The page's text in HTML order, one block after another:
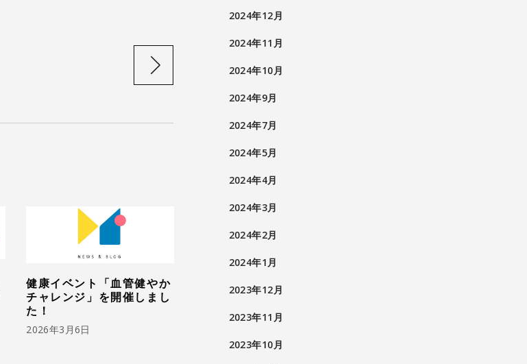
健康イベント「血管健やか
チャレンジ」を開催しまし
た！
2026年3月6日
2024年12月
2024年11月
2024年10月
2024年9月
2024年7月
2024年5月
2024年4月
2024年3月
2024年2月
2024年1月
2023年12月
2023年11月
2023年10月